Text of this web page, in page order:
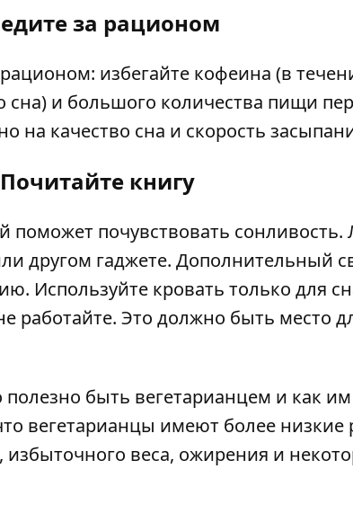
за рационом
избегайте кофеина (в
сна) и большого количества пищи
на качество сна и скорость
Почитайте книгу
почувствовать сонливость.
другом гаджете. Дополнительный
Используйте кровать только для
работайте. Это должно быть место
полезно быть вегетарианцем и как им
вегетарианцы имеют более низкие
избыточного веса, ожирения и